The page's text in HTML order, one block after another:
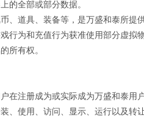
的全部或部分数据。
、道具、装备等，是万盛和泰所提
为和充值行为获准使用部分虚拟
所有权。
注册成为或实际成为万盛和泰用
使用、访问、显示、运行以及转